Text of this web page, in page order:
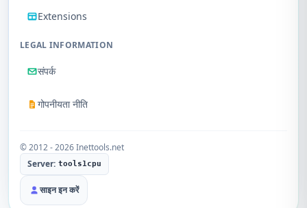
Extensions
LEGAL INFORMATION
संपर्क
गोपनीयता नीति
© 2012 - 2026 Inettools.net
Server: tools1cpu
साइन इन करें